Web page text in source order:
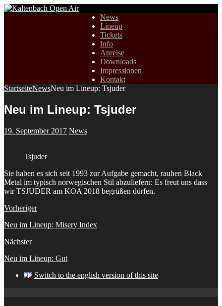
News
Lineup
Tickets
Info
Anreise
Downloads
Impressionen
Kontakt
StartseiteNewsNeu im Lineup: Tsjuder
Neu im Lineup: Tsjuder
19. September 2017 News
Tsjuder
Sie haben es sich seit 1993 zur Aufgabe gemacht, rauhen Black
Metal im typisch norwegischen Stil abzuliefern: Es freut uns dass
wir TSJUDER am KOA 2018 begrüßen dürfen.
Vorheriger
Neu im Lineup: Misery Index
Nächster
Neu im Lineup: Gut
Switch to the english version of this site